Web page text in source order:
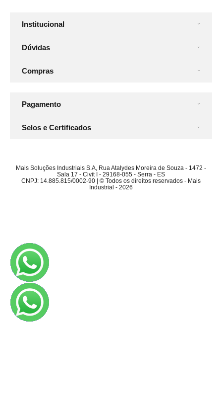
Institucional
Dúvidas
Compras
Pagamento
Selos e Certificados
Mais Soluções Industriais S.A, Rua Atalydes Moreira de Souza - 1472 -
Sala 17 - Civit I - 29168-055 - Serra - ES
CNPJ: 14.885.815/0002-90 | © Todos os direitos reservados - Mais
Industrial - 2026